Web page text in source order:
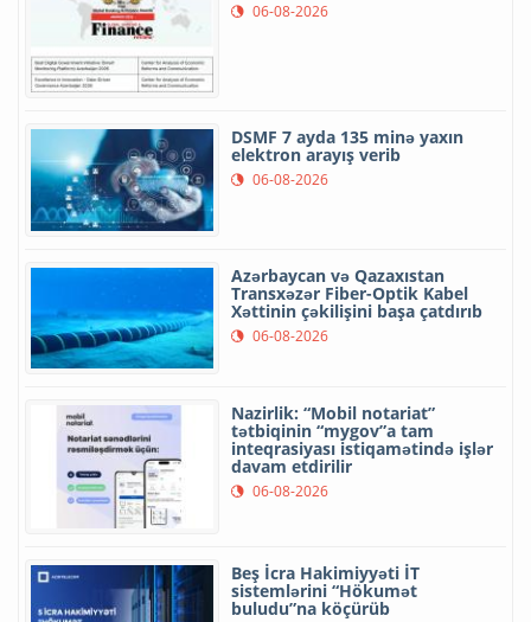
06-08-2026
DSMF 7 ayda 135 minə yaxın
elektron arayış verib
06-08-2026
Azərbaycan və Qazaxıstan
Transxəzər Fiber-Optik Kabel
Xəttinin çəkilişini başa çatdırıb
06-08-2026
Nazirlik: “Mobil notariat”
tətbiqinin “mygov”a tam
inteqrasiyası istiqamətində işlər
davam etdirilir
06-08-2026
Beş İcra Hakimiyyəti İT
sistemlərini “Hökumət
buludu”na köçürüb